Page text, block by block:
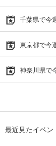
千葉県で今
東京都で今
神奈川県で
最近見たイベン